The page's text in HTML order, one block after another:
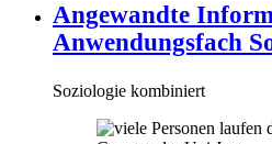
Angewandte
Anwendungsfach
Soziologie kombiniert